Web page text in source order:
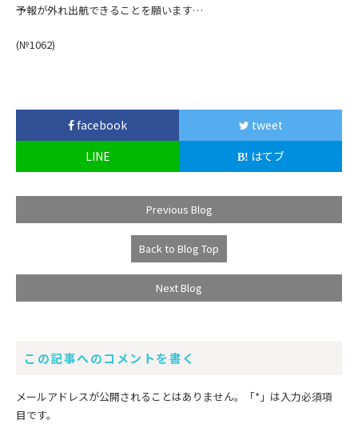
予報が外れ出航できることを願います…
(№1062)
facebook
tweet
LINE
はてブ
Previous Blog
Back to Blog Top
Next Blog
この記事へのコメントを書く
メールアドレスが公開されることはありません。 「*」 は入力必須項
目です。